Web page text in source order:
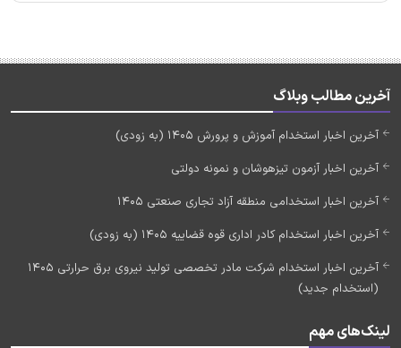
آخرین مطالب وبلاگ
آخرین اخبار استخدام آموزش و پرورش 1405 (به زودی)
آخرین اخبار آزمون تیزهوشان و نمونه دولتی
آخرین اخبار استخدامی منطقه آزاد تجاری صنعتی 1405
آخرین اخبار استخدام کادر اداری قوه قضاییه 1405 (به زودی)
آخرین اخبار استخدام شرکت مادر تخصصی تولید نیروی برق حرارتی 1405
(استخدام جدید)
لینک‌های مهم